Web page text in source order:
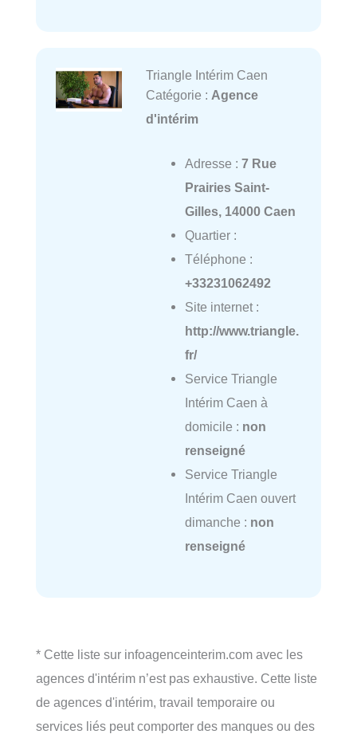
Triangle Intérim Caen
Catégorie : Agence
d'intérim
Adresse : 7 Rue
Prairies Saint-
Gilles, 14000 Caen
Quartier :
Téléphone :
+33231062492
Site internet :
http://www.triangle.
fr/
Service Triangle
Intérim Caen à
domicile : non
renseigné
Service Triangle
Intérim Caen ouvert
dimanche : non
renseigné
* Cette liste sur infoagenceinterim.com avec les
agences d'intérim n’est pas exhaustive. Cette liste
de agences d'intérim, travail temporaire ou
services liés peut comporter des manques ou des